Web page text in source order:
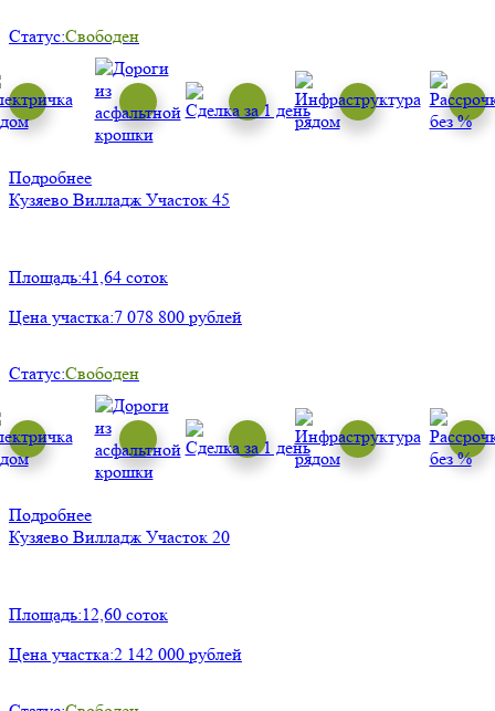
Статус:Свободен
Подробнее
Кузяево Вилладж Участок 45
Площадь:41,64 соток
Цена участка:7 078 800 рублей
Статус:Свободен
Подробнее
Кузяево Вилладж Участок 20
Площадь:12,60 соток
Цена участка:2 142 000 рублей